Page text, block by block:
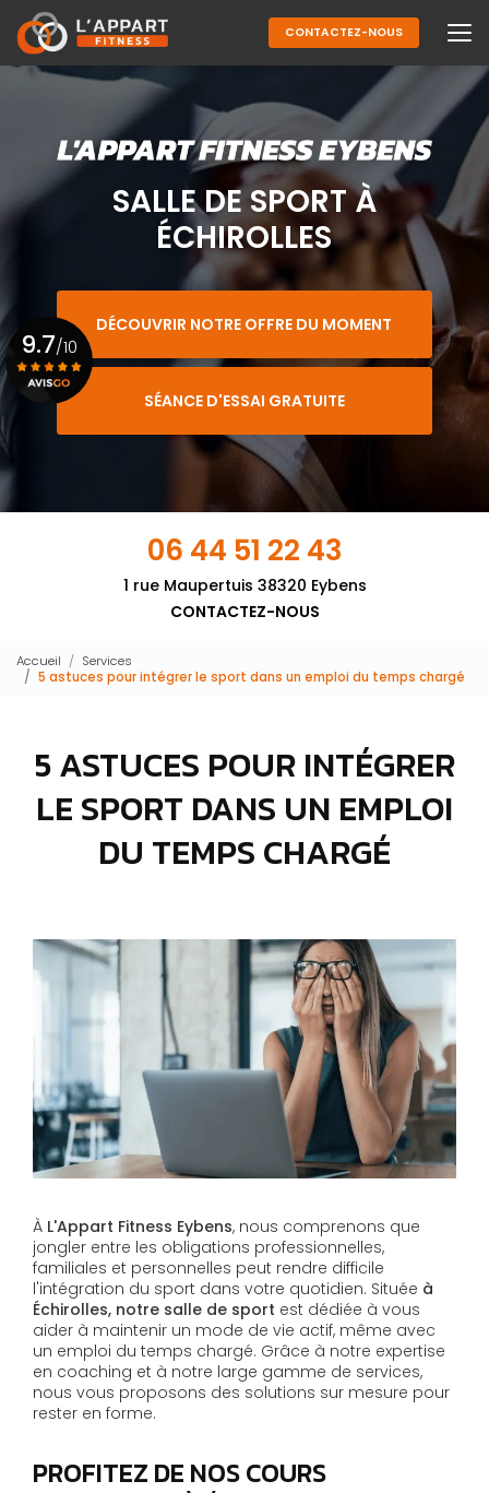
au
contenu
principal
CONTACTEZ-NOUS
SALLE DE SPORT À
ÉCHIROLLES
DÉCOUVRIR NOTRE OFFRE DU MOMENT
SÉANCE D'ESSAI GRATUITE
06 44 51 22 43
1 rue Maupertuis 38320 Eybens
CONTACTEZ-NOUS
9.7/10
Accueil
Services
5 astuces pour intégrer le sport dans un emploi du temps chargé
5 ASTUCES POUR INTÉGRER
LE SPORT DANS UN EMPLOI
DU TEMPS CHARGÉ
À L'Appart Fitness Eybens, nous comprenons que
jongler entre les obligations professionnelles,
familiales et personnelles peut rendre difficile
l'intégration du sport dans votre quotidien. Située à
Échirolles, notre salle de sport est dédiée à vous
aider à maintenir un mode de vie actif, même avec
un emploi du temps chargé. Grâce à notre expertise
en coaching et à notre large gamme de services,
nous vous proposons des solutions sur mesure pour
rester en forme.
PROFITEZ DE NOS COURS